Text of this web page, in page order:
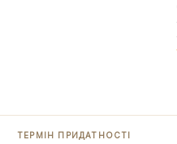
ТЕРМІН ПРИДАТНОСТІ